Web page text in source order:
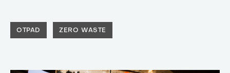
OTPAD ZERO WASTE